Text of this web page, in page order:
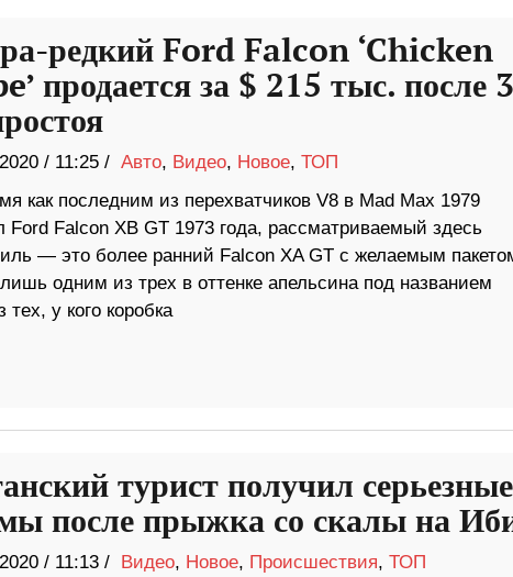
редкий Ford Falcon ‘Chicken
продается за $ 215 тыс. после
/ 11:25 / Авто, Видео, Новое, ТОП
как последним из перехватчиков V8 в Mad Max 1979
Ford Falcon XB GT 1973 года, рассматриваемый здесь
— это более ранний Falcon XA GT с желаемым
одним из трех в оттенке апельсина под названием
у кого коробка
турист получил серьезные
после прыжка со скалы на
/ 11:13 / Видео, Новое, Происшествия, ТОП